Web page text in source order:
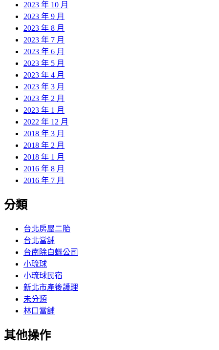
2023 年 10 月
2023 年 9 月
2023 年 8 月
2023 年 7 月
2023 年 6 月
2023 年 5 月
2023 年 4 月
2023 年 3 月
2023 年 2 月
2023 年 1 月
2022 年 12 月
2018 年 3 月
2018 年 2 月
2018 年 1 月
2016 年 8 月
2016 年 7 月
分類
台北房屋二胎
台北當舖
台南除白蟻公司
小琉球
小琉球民宿
新北市產後護理
未分類
林口當舖
其他操作